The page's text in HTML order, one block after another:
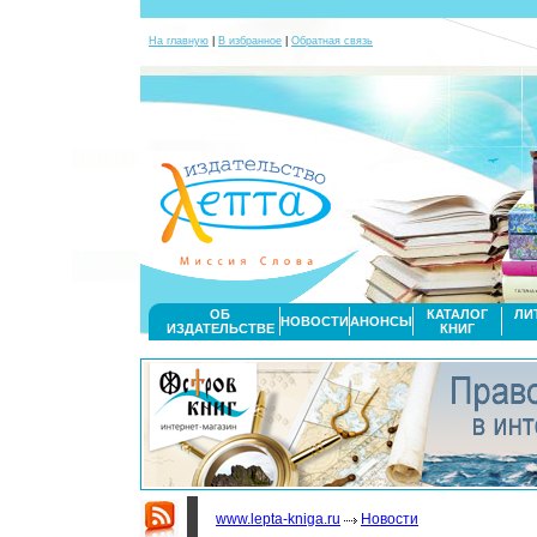
На главную В избранное Обратная связь
ОБ
ИЗДАТЕЛЬСТВЕ НОВОСТИАНОНСЫ
КАТАЛОГ
КНИГ
www.lepta-kniga.ru Новости